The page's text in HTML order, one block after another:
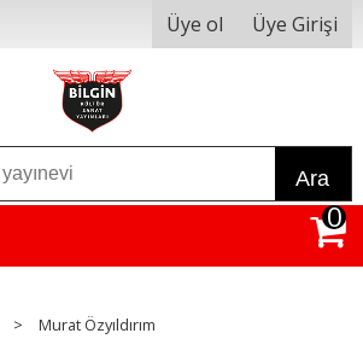
Üye ol Üye Girişi
Ara
0
> Murat Özyıldırım